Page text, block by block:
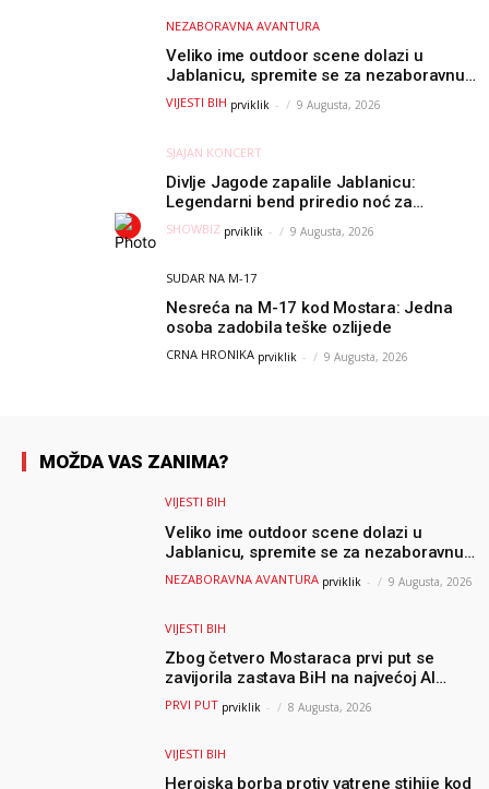
NEZABORAVNA AVANTURA
Veliko ime outdoor scene dolazi u
Jablanicu, spremite se za nezaboravnu
avanturu (VIDEO) !
VIJESTI BIH prviklik - 9 Augusta, 2026
SJAJAN KONCERT
Divlje Jagode zapalile Jablanicu:
Legendarni bend priredio noć za
pamćenje
SHOWBIZ prviklik - 9 Augusta, 2026
SUDAR NA M-17
Nesreća na M-17 kod Mostara: Jedna
osoba zadobila teške ozlijede
CRNA HRONIKA prviklik - 9 Augusta, 2026
MOŽDA VAS ZANIMA?
VIJESTI BIH
Veliko ime outdoor scene dolazi u
Jablanicu, spremite se za nezaboravnu
avanturu (VIDEO) !
NEZABORAVNA AVANTURA prviklik - 9 Augusta, 2026
VIJESTI BIH
Zbog četvero Mostaraca prvi put se
zavijorila zastava BiH na najvećoj AI
olimpijadi, a sada je njihov mentor
postao član komiteta Međunarodne
PRVI PUT prviklik - 8 Augusta, 2026
VIJESTI BIH
Herojska borba protiv vatrene stihije kod